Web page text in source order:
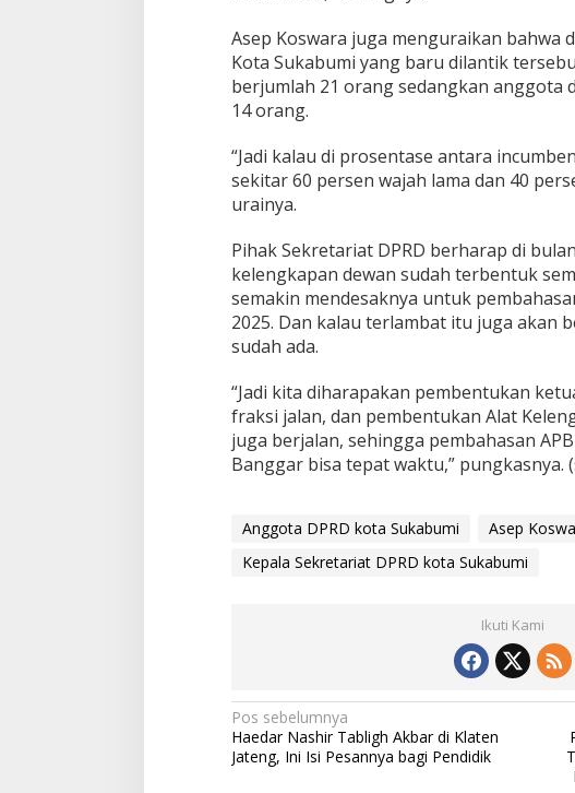
Asep Koswara juga menguraikan bahwa
Kota Sukabumi yang baru dilantik
berjumlah 21 orang sedangkan anggota
14 orang.
“Jadi kalau di prosentase antara
sekitar 60 persen wajah lama dan 40
urainya.
Pihak Sekretariat DPRD berharap di
kelengkapan dewan sudah terbentuk
semakin mendesaknya untuk
2025. Dan kalau terlambat itu juga akan
sudah ada.
“Jadi kita diharapakan pembentukan
fraksi jalan, dan pembentukan Alat
juga berjalan, sehingga pembahasan
Banggar bisa tepat waktu,” pungkasnya.
Anggota DPRD kota Sukabumi
Asep
Kepala Sekretariat DPRD kota Sukabumi
Ikuti Kami
N
a
Pos sebelumnya
Haedar Nashir Tabligh Akbar di Klaten
Jateng, Ini Isi Pesannya bagi Pendidik